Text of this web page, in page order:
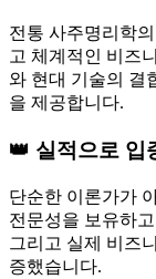
전통 사주명리학
고 체계적인 비즈
와 현대 기술의 결
을 제공합니다.
👑 실적으로 입
단순한 이론가가
전문성을 보유하
그리고 실제 비즈
증했습니다.